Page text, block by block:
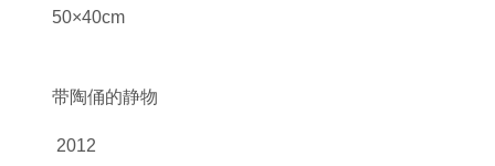
50×40cm
带陶俑的静物
2012